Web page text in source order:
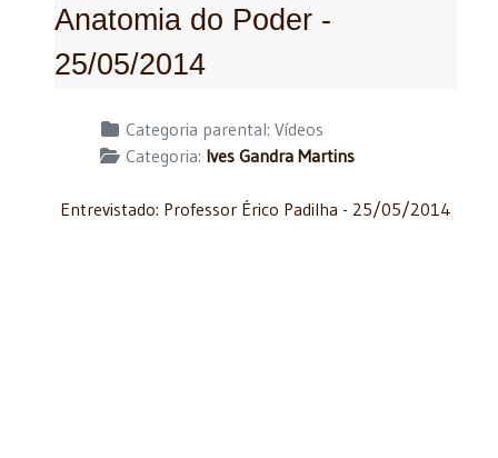
Anatomia do Poder -
25/05/2014
Detalhes Categoria parental: Vídeos
Categoria: Ives Gandra Martins
Entrevistado: Professor Érico Padilha - 25/05/2014